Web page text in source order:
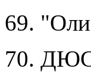
69.
70.